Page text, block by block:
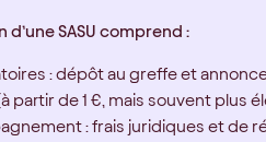
SASU comprend :
: dépôt au greffe et
partir de 1 €, mais souvent plus
: frais juridiques et de